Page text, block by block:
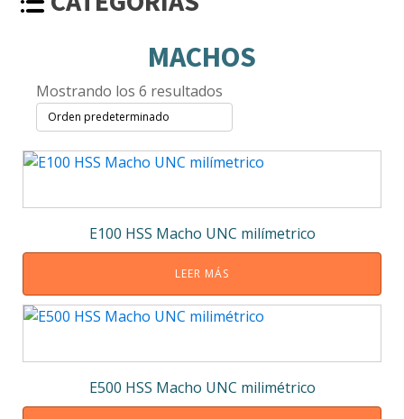
MACHOS
Mostrando los 6 resultados
E100 HSS Macho UNC milímetrico
LEER MÁS
E500 HSS Macho UNC milimétrico